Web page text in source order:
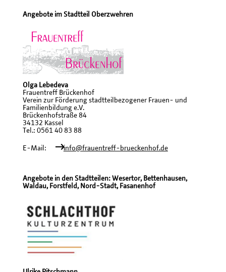
Angebote im Stadtteil Oberzwehren
Olga Lebedeva
Frauentreff Brückenhof
Verein zur Förderung stadtteilbezogener Frauen- und
Familienbildung e.V.
Brückenhofstraße 84
34132 Kassel
Tel.: 0561 40 83 88
E-Mail: info@frauentreff-brueckenhof.de
Angebote in den Stadtteilen: Wesertor, Bettenhausen,
Waldau, Forstfeld, Nord-Stadt, Fasanenhof